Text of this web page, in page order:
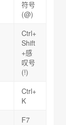
符号
(@)
Ctrl+
Shift
+感
叹号
(!)
Ctrl+
K
F7